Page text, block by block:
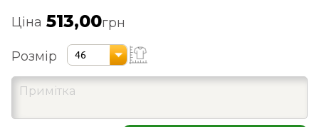
Ціна 513,00грн
Розмір 46